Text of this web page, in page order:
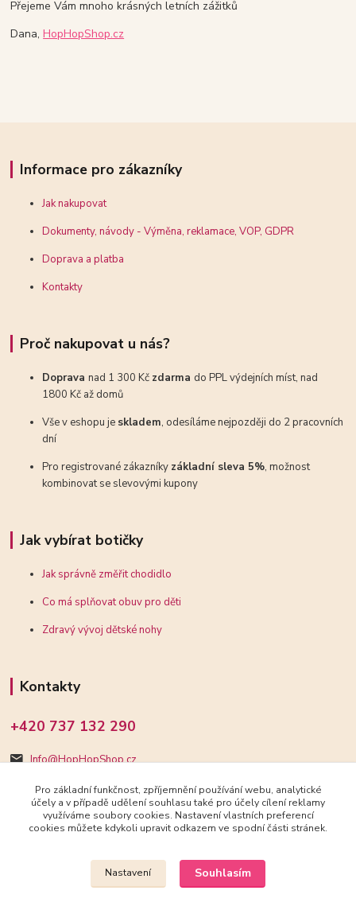
Přejeme Vám mnoho krásných letních zážitků
Dana,HopHopShop.cz
Informace pro zákazníky
Jak nakupovat
Dokumenty, návody - Výměna, reklamace, VOP, GDPR
Doprava a platba
Kontakty
Proč nakupovat u nás?
Dopravanad 1 300 Kč zdarma do PPL výdejních míst, nad
1800 Kč až domů
Vše v eshopu je skladem, odesíláme nejpozději do 2 pracovních
dní
Pro registrované zákazníky základní sleva 5%, možnost
kombinovat se slevovými kupony
Jak vybírat botičky
Jak správně změřit chodidlo
Co má splňovat obuv pro děti
Zdravý vývoj dětské nohy
Kontakty
+420 737 132 290
Info@HopHopShop.cz
Upravit sběr cookies.
Pro základní funkčnost, zpříjemnění používání webu, analytické
účely a v případě udělení souhlasu také pro účely cílení reklamy
využíváme soubory cookies. Nastavení vlastních preferencí
cookies můžete kdykoli upravit odkazem ve spodní části stránek.
Nastavení Souhlasím